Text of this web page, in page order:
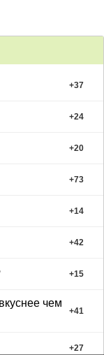
+37
+24
+20
+73
+14
+42
+15
чем
+41
+27